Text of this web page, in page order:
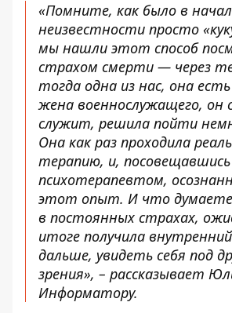
«Помните, как было в
неизвестности просто
мы нашли этот способ
страхом смерти — через
тогда одна из нас, она
жена военнослужащего, он
служит, решила пойти
Она как раз проходила
терапию, и, посовещавшись
психотерапевтом,
этот опыт. И что
в постоянных страхах,
итоге получила
дальше, увидеть себя под
зрения», – рассказывает
Информатору.